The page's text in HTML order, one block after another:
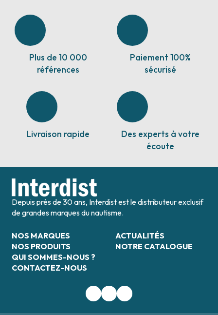
Plus de 10 000
références
Paiement 100%
sécurisé
Livraison rapide
Des experts à votre
écoute
Depuis près de 30 ans, Interdist est le distributeur exclusif
de grandes marques du nautisme.
NOS MARQUES
NOS PRODUITS
QUI SOMMES-NOUS ?
CONTACTEZ-NOUS
ACTUALITÉS
NOTRE CATALOGUE